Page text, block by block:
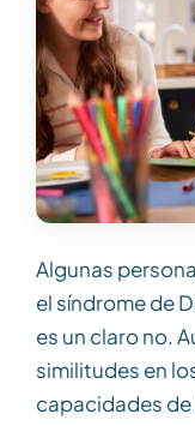
Algunas
el síndrome de
es un claro no.
similitudes en
capacidades